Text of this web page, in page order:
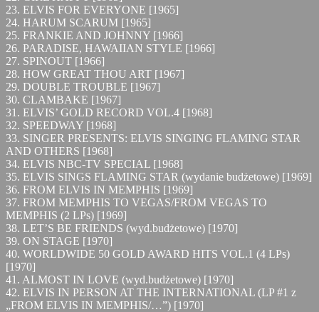
23. ELVIS FOR EVERYONE [1965]
24. HARUM SCARUM [1965]
25. FRANKIE AND JOHNNY [1966]
26. PARADISE, HAWAIIAN STYLE [1966]
27. SPINOUT [1966]
28. HOW GREAT THOU ART [1967]
29. DOUBLE TROUBLE [1967]
30. CLAMBAKE [1967]
31. ELVIS’ GOLD RECORD VOL.4 [1968]
32. SPEEDWAY [1968]
33. SINGER PRESENTS: ELVIS SINGING FLAMING STAR
AND OTHERS [1968]
34. ELVIS NBC-TV SPECIAL [1968]
35. ELVIS SINGS FLAMING STAR (wydanie budżetowe) [1969]
36. FROM ELVIS IN MEMPHIS [1969]
37. FROM MEMPHIS TO VEGAS/FROM VEGAS TO
MEMPHIS (2 LPs) [1969]
38. LET’S BE FRIENDS (wyd.budżetowe) [1970]
39. ON STAGE [1970]
40. WORLDWIDE 50 GOLD AWARD HITS VOL.1 (4 LPs)
[1970]
41. ALMOST IN LOVE (wyd.budżetowe) [1970]
42. ELVIS IN PERSON AT THE INTERNATIONAL (LP #1 z
„FROM ELVIS IN MEMPHIS/…”) [1970]